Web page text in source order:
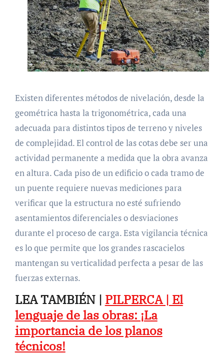
Existen diferentes métodos de nivelación, desde la
geométrica hasta la trigonométrica, cada una
adecuada para distintos tipos de terreno y niveles
de complejidad. El control de las cotas debe ser una
actividad permanente a medida que la obra avanza
en altura. Cada piso de un edificio o cada tramo de
un puente requiere nuevas mediciones para
verificar que la estructura no esté sufriendo
asentamientos diferenciales o desviaciones
durante el proceso de carga. Esta vigilancia técnica
es lo que permite que los grandes rascacielos
mantengan su verticalidad perfecta a pesar de las
fuerzas externas.
LEA TAMBIÉN | PILPERCA | El
lenguaje de las obras: ¡La
importancia de los planos
técnicos!